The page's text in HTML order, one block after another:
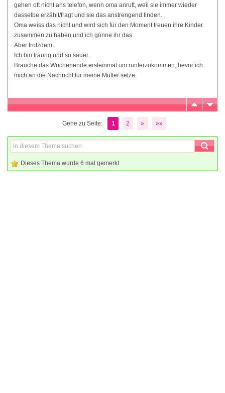
gehen oft nicht ans telefon, wenn oma anruft, weil sie immer wieder
dasselbe erzählt/fragt und sie das anstrengend finden.
Oma weiss das nicht und wird sich für den Moment freuen ihre Kinder
zusammen zu haben und ich gönne ihr das.
Aber trotzdem..
Ich bin traurig und so sauer.
Brauche das Wochenende ersteinmal um runterzukommen, bevor ich
mich an die Nachricht für meine Mutter setze.
Gehe zu Seite: 1 2 » »»
Dieses Thema wurde 6 mal gemerkt